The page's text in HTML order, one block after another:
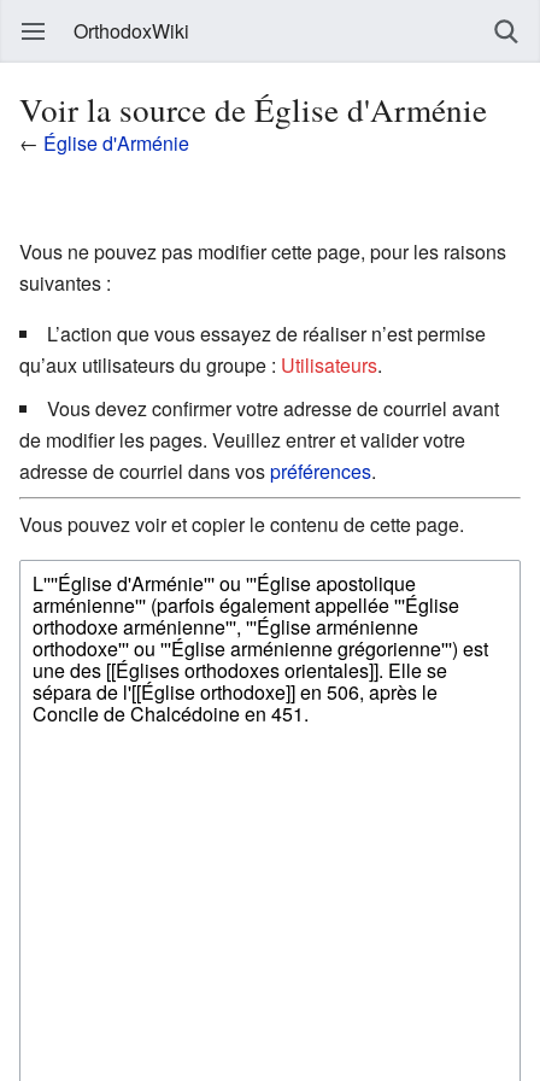
OrthodoxWiki
Voir la source de Église d'Arménie
← Église d'Arménie
Vous ne pouvez pas modifier cette page, pour les raisons
suivantes :
L’action que vous essayez de réaliser n’est permise
qu’aux utilisateurs du groupe : Utilisateurs.
Vous devez confirmer votre adresse de courriel avant
de modifier les pages. Veuillez entrer et valider votre
adresse de courriel dans vospréférences.
Vous pouvez voir et copier le contenu de cette page.